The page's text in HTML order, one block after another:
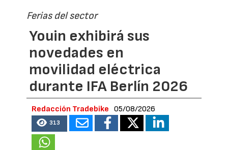
Ferias del sector
Youin exhibirá sus
novedades en
movilidad eléctrica
durante IFA Berlín 2026
Redacción Tradebike 05/08/2026
313